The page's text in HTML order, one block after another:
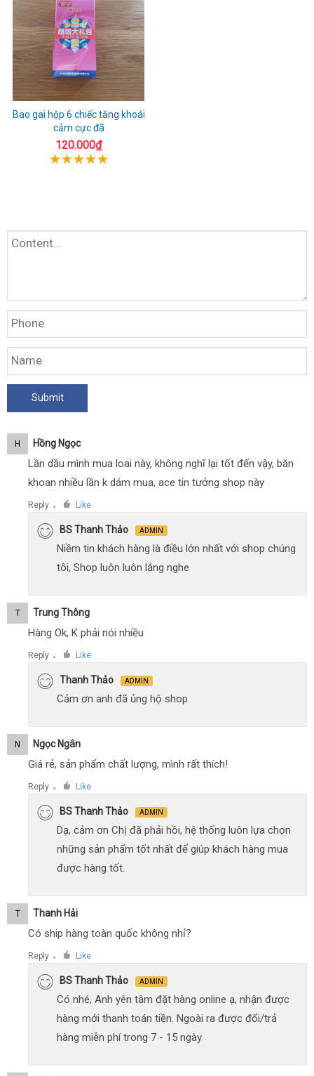
Bao gai hộp 6 chiếc tăng khoái
cảm cực đã
120.000₫
H Hồng Ngọc
Lần dầu mình mua loai này, không nghĩ lại tốt đến vậy, băn
khoan nhiều lần k dám mua, ace tin tưởng shop này
Reply ● Like
BS Thanh Thảo ADMIN
Niềm tin khách hàng là điều lớn nhất với shop chúng
tôi, Shop luôn luôn lắng nghe
T Trung Thông
Hàng Ok, K phải nói nhiều
Reply ● Like
Thanh Thảo ADMIN
Cảm ơn anh đã ủng hộ shop
N Ngọc Ngân
Giá rẻ, sản phẩm chất lượng, mình rất thích!
Reply ● Like
BS Thanh Thảo ADMIN
Dạ, cảm ơn Chị đã phải hồi, hệ thống luôn lựa chọn
những sản phẩm tốt nhất để giúp khách hàng mua
được hàng tốt.
T Thanh Hải
Có ship hàng toàn quốc không nhỉ?
Reply ● Like
BS Thanh Thảo ADMIN
Có nhé, Anh yên tâm đặt hàng online ạ, nhận được
hàng mới thanh toán tiền. Ngoài ra được đổi/trả
hàng miễn phí trong 7 - 15 ngày